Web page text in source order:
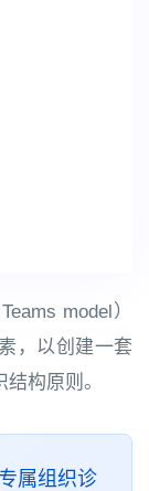
model）
，以创建一套
构原则。
属组织诊